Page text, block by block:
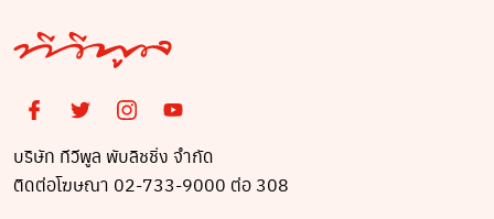
บริษัท ทีวีพูล พับลิชชิ่ง จำกัด
ติดต่อโฆษณา 02-733-9000 ต่อ 308